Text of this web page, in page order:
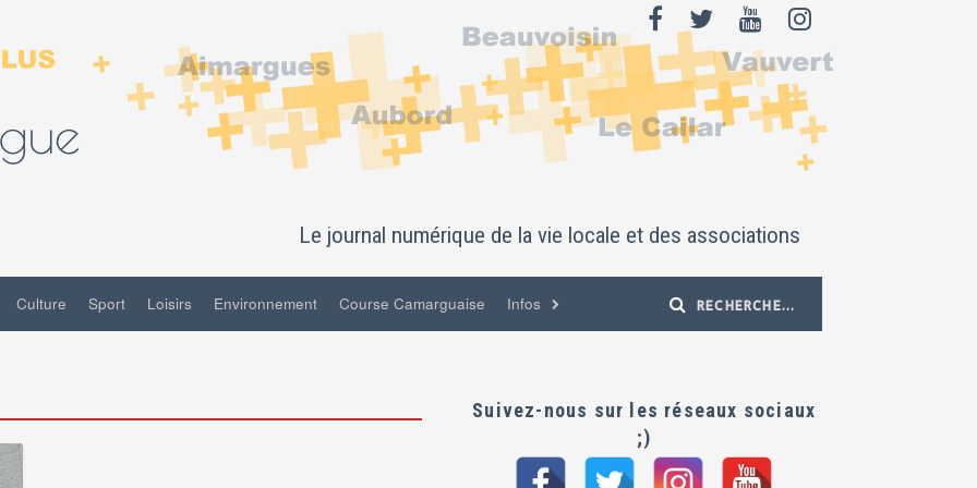
Le journal numérique de la vie locale et des associations
Culture Sport Loisirs Environnement Course Camarguaise Infos
Suivez-nous sur les réseaux sociaux
;)